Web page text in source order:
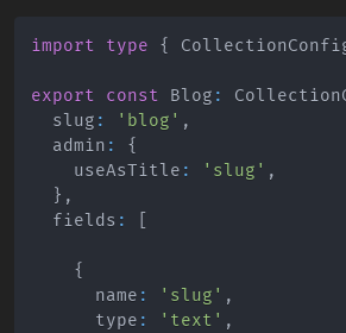
import type {
export const Blog :
  slug
: 'blog' ,
  admin
:
{
    useAsTitle
: 'slug' ,
} ,
  fields
:
{
      name
: 'slug' ,
      type
: 'text' ,